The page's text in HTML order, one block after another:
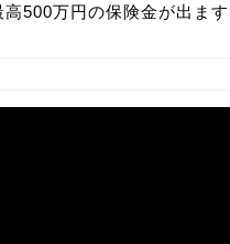
500万円の保険金が出ます